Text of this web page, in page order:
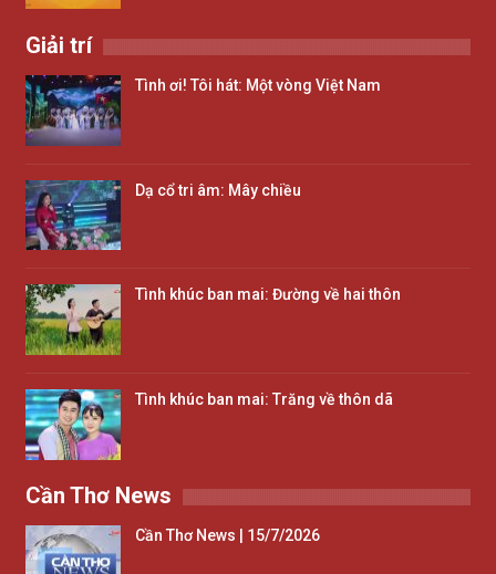
Giải trí
Tình ơi! Tôi hát: Một vòng Việt Nam
Dạ cổ tri âm: Mây chiều
Tình khúc ban mai: Đường về hai thôn
Tình khúc ban mai: Trăng về thôn dã
Cần Thơ News
Cần Thơ News | 15/7/2026